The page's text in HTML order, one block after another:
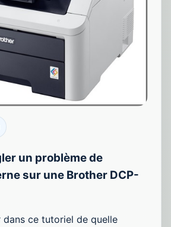
un problème de
sur une Brother DCP-
dans ce tutoriel de quelle